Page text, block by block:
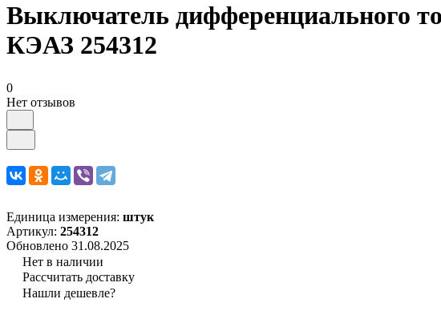
Выключатель дифференциального
КЭАЗ 254312
0
Нет отзывов
Единица измерения: штук
Артикул: 254312
Обновлено 31.08.2025
Нет в наличии
Рассчитать доставку
Нашли дешевле?